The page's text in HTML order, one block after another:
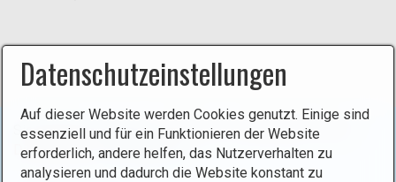
Sie befinden sich hier: Startseite / Deutschland /
Die Nordeifel / Wildenburg
Datenschutzeinstellungen
Auf dieser Website werden Cookies genutzt. Einige sind
essenziell und für ein Funktionieren der Website
erforderlich, andere helfen, das Nutzerverhalten zu
analysieren und dadurch die Website konstant zu